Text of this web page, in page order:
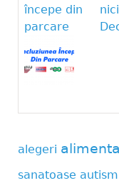
începe din
parcare
alegeri
sanatoase autism